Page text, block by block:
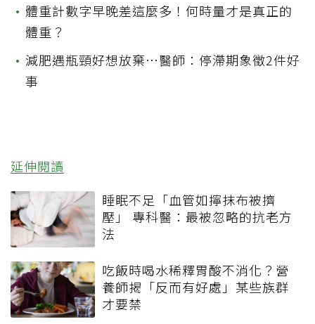
• 體重計數字早晚差這麼多！何時量才是真正的
體重？
• 減肥遇瓶頸好想放棄…醫師：停滯期象徵2件好
事
延伸閱讀
睡眠不足「血管如擰抹布被擠
壓」 專科醫：最被忽略的抗老方
法
吃飯時喝水稀釋胃酸不消化？營
養師揭「反而有好處」某些族群
才要禁